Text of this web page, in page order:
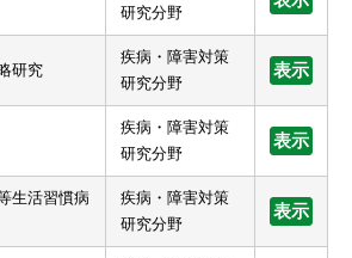
研究分野
研究
疾病・障害対策
研究分野
表示
疾病・障害対策
研究分野
表示
生活習慣病
疾病・障害対策
研究分野
表示